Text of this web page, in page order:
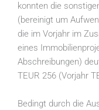
konnten die
(bereinigt um
die im Vorjahr im
eines
Abschreibungen)
TEUR 256 (Vorjahr
Bedingt durch die